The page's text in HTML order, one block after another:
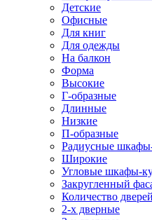
Детские
Офисные
Для книг
Для одежды
На балкон
Форма
Высокие
Г-образные
Длинные
Низкие
П-образные
Радиусные
Широкие
Угловые шкафы-
Закругленный
Количество дверей
2-х дверные